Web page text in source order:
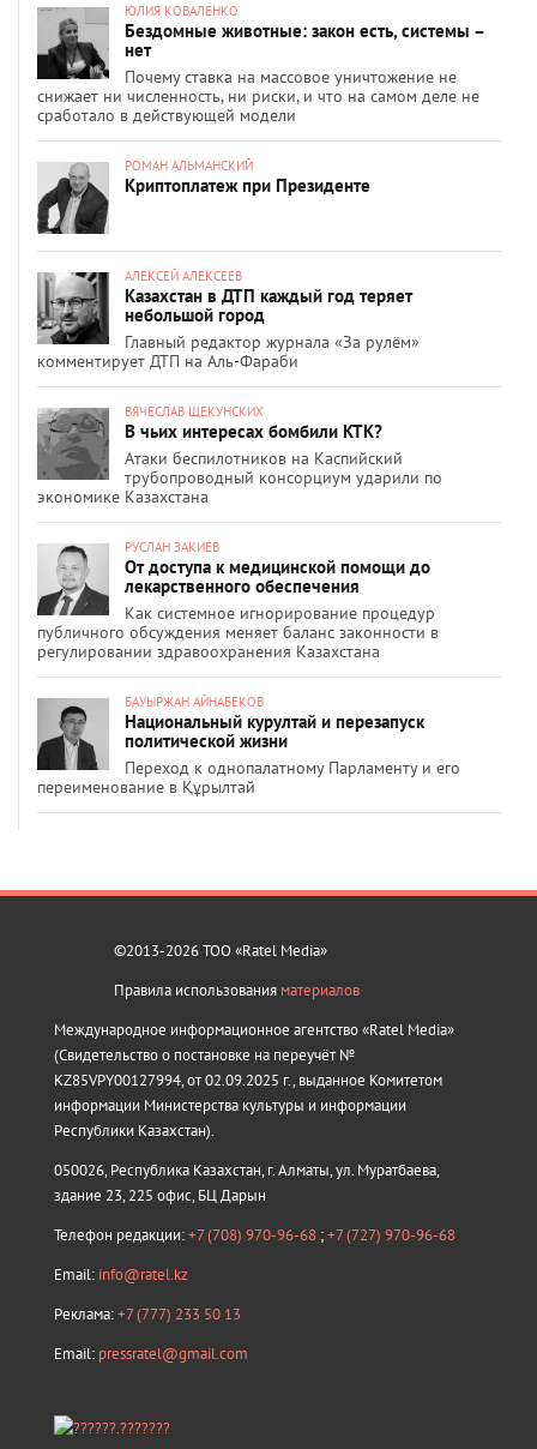
ЮЛИЯ КОВАЛЕНКО
Бездомные животные: закон есть, системы –
нет
Почему ставка на массовое уничтожение не
снижает ни численность, ни риски, и что на самом деле не
сработало в действующей модели
РОМАН АЛЬМАНСКИЙ
Криптоплатеж при Президенте
АЛЕКСЕЙ АЛЕКСЕЕВ
Казахстан в ДТП каждый год теряет
небольшой город
Главный редактор журнала «За рулём»
комментирует ДТП на Аль-Фараби
ВЯЧЕСЛАВ ЩЕКУНСКИХ
В чьих интересах бомбили КТК?
Атаки беспилотников на Каспийский
трубопроводный консорциум ударили по
экономике Казахстана
РУСЛАН ЗАКИЕВ
От доступа к медицинской помощи до
лекарственного обеспечения
Как системное игнорирование процедур
публичного обсуждения меняет баланс законности в
регулировании здравоохранения Казахстана
БАУЫРЖАН АЙНАБЕКОВ
Национальный курултай и перезапуск
политической жизни
Переход к однопалатному Парламенту и его
переименование в Құрылтай
©2013-2026 ТОО «Ratel Media»
Правила использования материалов
Международное информационное агентство «Ratel Media»
(Свидетельство о постановке на переучёт №
KZ85VPY00127994, от 02.09.2025 г., выданное Комитетом
информации Министерства культуры и информации
Республики Казахстан).
050026, Республика Казахстан, г. Алматы, ул. Муратбаева,
здание 23, 225 офис, БЦ Дарын
Телефон редакции:+7 (708) 970-96-68 ;+7 (727) 970-96-68
Email: info@ratel.kz
Реклама:+7 (777) 233 50 13
Email: pressratel@gmail.com